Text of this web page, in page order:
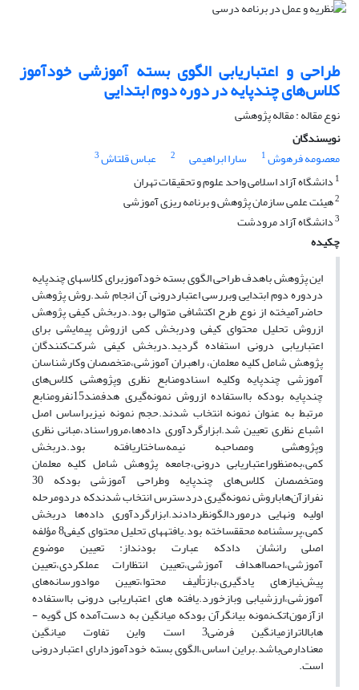
طراحی و اعتباریابی الگوی بسته آموزشی خودآموز
کلاس‌های چندپایه در دوره دوم ابتدایی
نوع مقاله : مقاله پژوهشی
نویسندگان
معصومه فرهوش1 سارا ابراهیمی 2 عباس قلتاش3
1 دانشگاه آزاد اسلامی واحد علوم و تحقیقات تهران
2هیئت علمی سازمان پژوهش و برنامه ریزی آموزشی
3دانشگاه آزاد مرودشت
چکیده
این پژوهش باهدف طراحی الگوی بسته خودآموزبرای کلاس­های چندپایه
دردوره دوم ابتدایی وبررسی اعتباردرونی آن انجام شد.روش پژوهش
حاضرآمیخته از نوع طرح اکتشافی متوالی بود.دربخش کیفی پژوهش
ازروش تحلیل محتوای کیفی ودربخش کمی ازروش پیمایشی برای
اعتباریابی درونی استفاده گردید.دربخش کیفی شرکت‌کنندگان
پژوهش شامل کلیه معلمان، راهبران آموزشی،متخصصان وکارشناسان
آموزشی چندپایه وکلیه اسنادومنابع نظری وپژوهشی کلاس‌های
چندپایه بودکه بااستفاده ازروش نمونه‌گیری هدفمند15نفرومنابع
مرتبط به عنوان نمونه انتخاب شدند.حجم نمونه نیزبراساس اصل
اشباع نظری تعیین شد.ابزارگردآوری داده‌ها،مروراسناد،مبانی نظری
وپژوهشی ومصاحبه نیمه‌ساختاریافته بود.دربخش
کمی،به‌منظوراعتباریابی درونی،جامعه پژوهش شامل کلیه معلمان
ومتخصصان کلاس‌های چندپایه وطراحی آموزشی بودکه 30
نفرازآن‌هاباروش نمونه‌گیری دردسترس انتخاب شدندکه دردومرحله
اولیه ونهایی درموردالگونظردادند.ابزارگردآوری داده‌ها دربخش
کمی،پرسشنامه محقق­ساخته بود.یافته­های تحلیل محتوای کیفی8 مؤلفه
اصلی رانشان دادکه عبارت بودنداز: تعیین موضوع
آموزشی،احصااهداف آموزشی،تعیین انتظارات عملکردی،تعیین
پیش‌نیازهای یادگیری،بازتألیف محتوا،تعیین موادورسانه‌های
آموزشی،ارزشیابی وبازخورد.یافته­ های اعتباریابی درونی بااستفاده
ازآزمونt
تک‌نمونه­ بیانگرآن بودکه میانگین به ­دست‌آمده کل گویه ­
هابالاترازمیانگین فرضی3 است واین تفاوت میانگین
معنادارمی‌باشد.براین اساس،الگوی بسته خودآموزدارای اعتباردرونی
است.